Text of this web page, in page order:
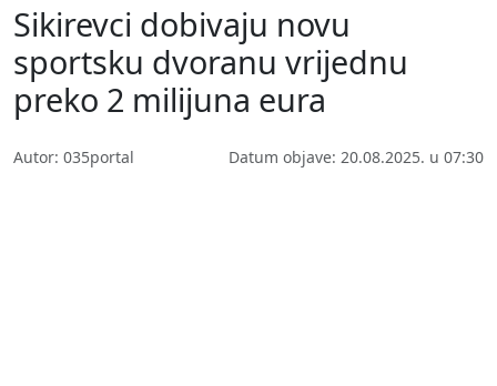
Sikirevci dobivaju novu
sportsku dvoranu vrijednu
preko 2 milijuna eura
Autor: 035portal Datum objave: 20.08.2025. u 07:30